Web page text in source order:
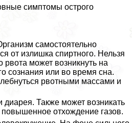
симптомы острого
самостоятельно
от излишка спиртного. Нельзя
рвота может возникнуть на
сознания или во время сна.
рвотными массами и
диарея. Также может возникать
повышенное отхождение газов.